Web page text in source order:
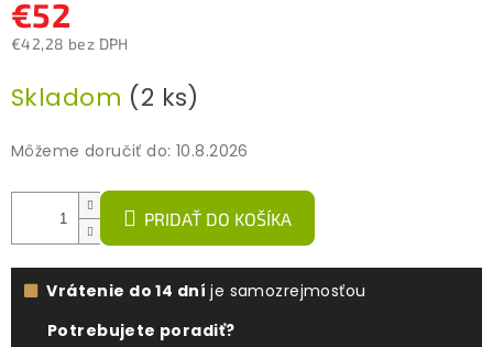
€52
€42,28 bez DPH
cena:
Skladom (2 ks)
Môžeme doručiť do: 10.8.2026
PRIDAŤ DO KOŠÍKA
Vrátenie do 14 dní je samozrejmosťou
Potrebujete poradiť?